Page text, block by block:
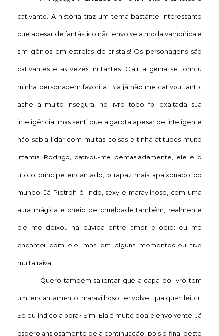
cativante. A história traz um tema bastante interessante
que apesar de fantástico não envolve a moda vampírica e
sim gênios em estrelas de cristais! Os personagens são
cativantes e às vezes, irritantes. Clair a gênia se tornou
minha personagem favorita. Bia já não me cativou tanto,
achei-a muito insegura, no livro todo foi exaltada sua
inteligência, mas senti que a garota apesar de inteligente
não sabia lidar com muitas coisas e tinha atitudes muito
infantis. Rodrigo, cativou-me demasiadamente, ele é o
típico príncipe encantado, o rapaz mais apaixonado do
mundo. Já Pietroh é lindo, sexy e maravilhoso, com uma
aura mágica e cheio de crueldade também, realmente
ele me deixou na dúvida entre amor e ódio: eu me
encantei com ele, mas em alguns momentos eu tive
muita raiva.
Quero também salientar que a capa do livro tem
um encantamento maravilhoso, envolve qualquer leitor.
Se eu indico a obra? Sim! Ela é muito boa e envolvente. Já
espero ansiosamente pela continuação, pois o final deste